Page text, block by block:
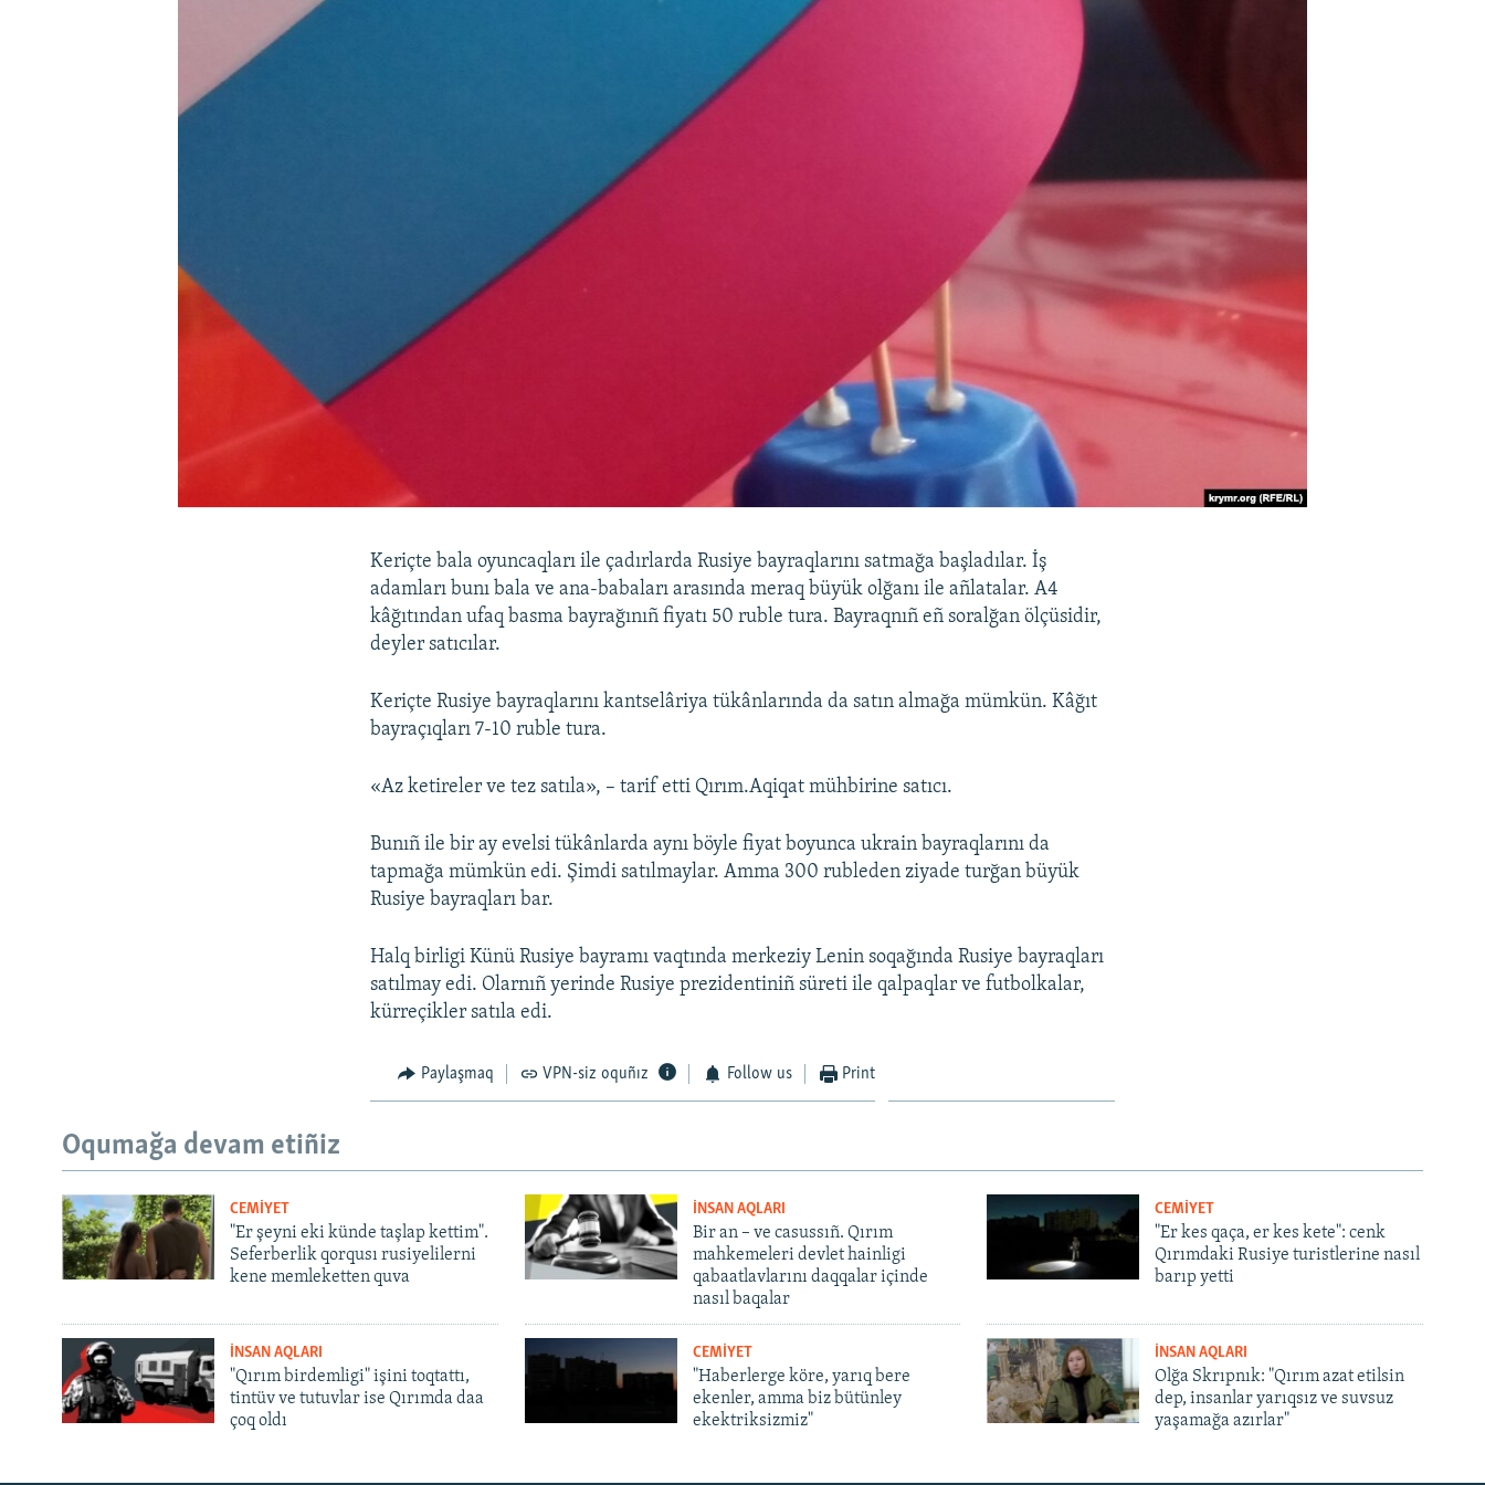
Русский
Keriçte bala oyuncaqları ile çadırlarda Rusiye bayraqlarını satmağa başladılar. İş
adamları bunı bala ve ana-babaları arasında meraq büyük olğanı ile añlatalar. A4
kâğıtından ufaq basma bayrağınıñ fiyatı 50 ruble tura. Bayraqnıñ eñ soralğan ölçüsidir,
deyler satıcılar.
Keriçte Rusiye bayraqlarını kantselâriya tükânlarında da satın almağa mümkün. Kâğıt
bayraçıqları 7-10 ruble tura.
«Az ketireler ve tez satıla», – tarif etti Qırım.Aqiqat mühbirine satıcı.
Bunıñ ile bir ay evelsi tükânlarda aynı böyle fiyat boyunca ukrain bayraqlarını da
tapmağa mümkün edi. Şimdi satılmaylar. Amma 300 rubleden ziyade turğan büyük
Rusiye bayraqları bar.
Halq birligi Künü Rusiye bayramı vaqtında merkeziy Lenin soqağında Rusiye bayraqları
satılmay edi. Olarnıñ yerinde Rusiye prezidentiniñ süreti ile qalpaqlar ve futbolkalar,
kürreçikler satıla edi.
Paylaşmaq VPN-siz oquñız Follow us Print
Oqumağa devam etiñiz
CEMİYET
"Er şeyni eki künde taşlap kettim".
Seferberlik qorqusı rusiyelilerni
kene memleketten quva
İNSAN AQLARI
Bir an – ve casussıñ. Qırım
mahkemeleri devlet hainligi
qabaatlavlarını daqqalar içinde
nasıl baqalar
CEMİYET
"Er kes qaça, er kes kete": cenk
Qırımdaki Rusiye turistlerine nasıl
barıp yetti
İNSAN AQLARI
"Qırım birdemligi" işini toqtattı,
tintüv ve tutuvlar ise Qırımda daa
çoq oldı
CEMİYET
"Haberlerge köre, yarıq bere
ekenler, amma biz bütünley
ekektriksizmiz"
İNSAN AQLARI
Olğa Skrıpnık: "Qırım azat etilsin
dep, insanlar yarıqsız ve suvsuz
yaşamağa azırlar"